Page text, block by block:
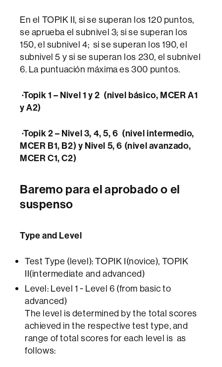
En el TOPIK II, si se superan los 120 puntos,
se aprueba el subnivel 3; si se superan los
150, el subnivel 4; si se superan los 190, el
subnivel 5 y si se superan los 230, el subnivel
6. La puntuación máxima es 300 puntos.
·Topik 1 – Nivel 1 y 2 (nivel básico, MCER A1
y A2)
·Topik 2 – Nivel 3, 4, 5, 6 (nivel intermedio,
MCER B1, B2) y Nivel 5, 6 (nivel avanzado,
MCER C1, C2)
Baremo para el aprobado o el
suspenso
Type and Level
Test Type (level): TOPIK I(novice), TOPIK
II(intermediate and advanced)
Level: Level 1 ~ Level 6 (from basic to
advanced)
The level is determined by the total scores
achieved in the respective test type, and
range of total scores for each level is as
follows: